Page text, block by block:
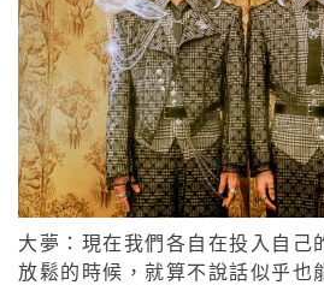
大夢：現在我們各自在投入自己
放鬆的時候，就算不說話似乎也